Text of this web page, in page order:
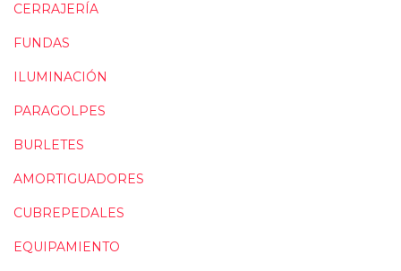
CERRAJERÍA
FUNDAS
ILUMINACIÓN
PARAGOLPES
BURLETES
AMORTIGUADORES
CUBREPEDALES
EQUIPAMIENTO